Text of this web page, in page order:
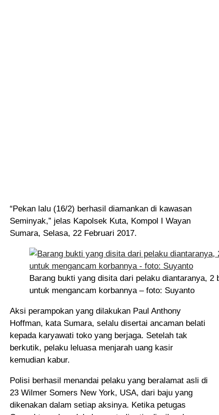
“Pekan lalu (16/2) berhasil diamankan di kawasan
Seminyak,” jelas Kapolsek Kuta, Kompol I Wayan
Sumara, Selasa, 22 Februari 2017.
Barang bukti yang disita dari pelaku diantaranya, 2
untuk mengancam korbannya – foto: Suyanto
Aksi perampokan yang dilakukan Paul Anthony
Hoffman, kata Sumara, selalu disertai ancaman belati
kepada karyawati toko yang berjaga. Setelah tak
berkutik, pelaku leluasa menjarah uang kasir
kemudian kabur.
Polisi berhasil menandai pelaku yang beralamat asli di
23 Wilmer Somers New York, USA, dari baju yang
dikenakan dalam setiap aksinya. Ketika petugas